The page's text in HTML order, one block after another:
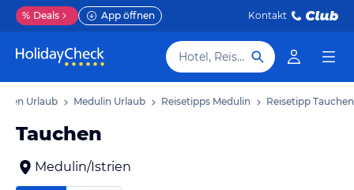
% Deals App öffnen Kontakt
Hotel, Reiseziel
Urlaub Medulin Urlaub Reisetipps Medulin Reisetipp Tauchen
Tauchen
Medulin/Istrien